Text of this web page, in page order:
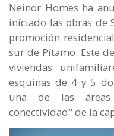
Neinor Homes ha
iniciado las obras de
promoción
sur de Pítamo. Este
viviendas
esquinas de 4 y 5
una de las
conectividad" de la